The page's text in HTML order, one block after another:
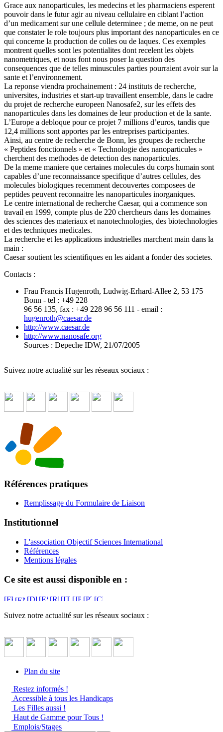
Grace aux nanoparticules, les medecins et les pharmaciens esperent
pouvoir dans le futur agir au niveau cellulaire en ciblant l’action
d’un medicament sur une cellule determinee ; de meme, on ne peut
que constater le role toujours plus important des nanoparticules en ce
qui concerne la production de colles ou de laques. Ces exemples
montrent quelles sont les potentialites dont recelent les objets
nanometriques, et nous font nous poser la question des
consequences que de telles minuscules parties pourraient avoir sur la
sante et l’environnement.
La reponse viendra prochainement : 24 instituts de recherche,
universites, industries et start-up travaillent ensemble, dans le cadre
du projet de recherche europeen Nanosafe2, sur les effets des
nanoparticules dans les domaines de leur production et de la sante.
L’Europe a debloque pour ce projet 7 millions d’euros, tandis que
12,4 millions sont apportes par les entreprises participantes.
Ainsi, au centre de recherche de Bonn, les groupes de recherche
« Peptides fonctionnels » et « Technologie des nanoparticules »
cherchent des methodes de detection des nanoparticules.
De la meme maniere que certaines molecules du corps humain sont
capables d’une reconnaissance specifique d’autres cellules, des
molecules biologiques recemment decouvertes composees de
peptides peuvent reconnaitre les nanoparticules inorganiques.
Le centre international de recherche Caesar, qui a commence son
travail en 1999, compte plus de 220 chercheurs dans les domaines
des sciences des materiaux et nanotechnologies, des biotechnologies
et des techniques medicales.
La recherche et les applications industrielles marchent main dans la
main :
Caesar soutient les scientifiques en les aidant a fonder des societes.
Contacts :
Frau Francis Hugenroth, Ludwig-Erhard-Allee 2, 53 175
Bonn - tel : +49 228
96 56 135, fax : +49 228 96 56 111 - email :
hugenroth@caesar.de
http://www.caesar.de
http://www.nanosafe.org
Sources : Depeche IDW, 21/07/2005
Suivez notre actualité sur les réseaux sociaux :
Références pratiques
Remplissage du Formulaire de Liaison
Institutionnel
L'association Objectif Sciences International
Références
Mentions légales
Ce site est aussi disponible en :
Suivez notre actualité sur les réseaux sociaux :
Plan du site
Restez informés !
Accessible à tous les Handicaps
Les Filles aussi !
Haut de Gamme pour Tous !
Emplois/Stages